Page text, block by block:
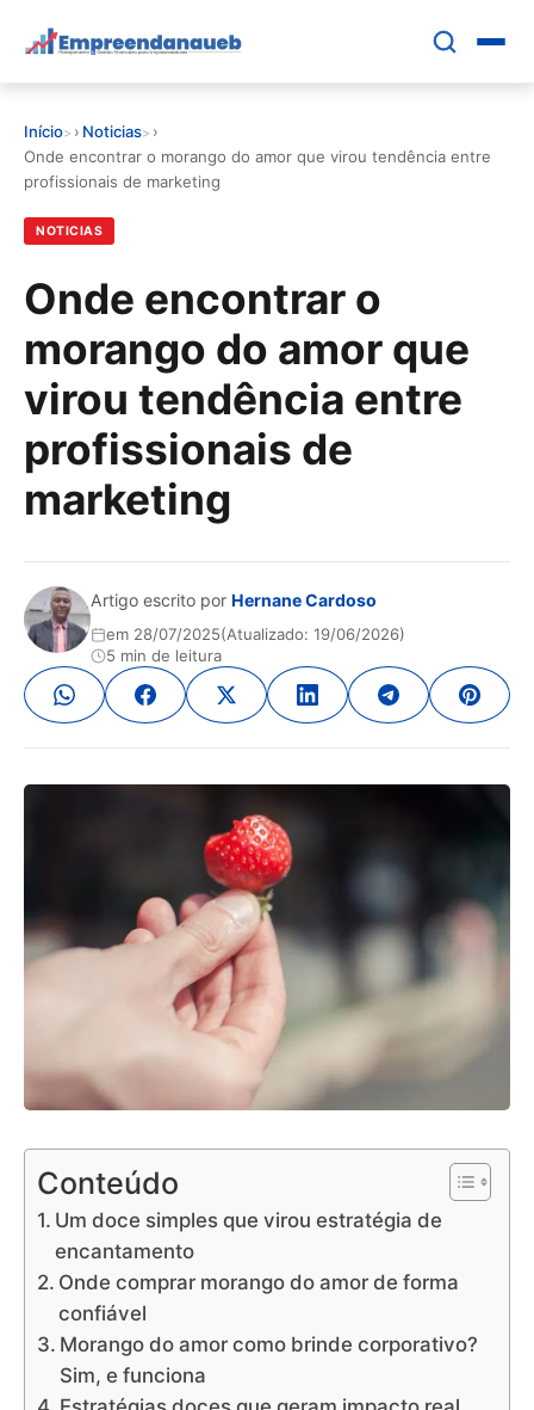
para
principal
EDUCAR E CRESCER
CONTROLE FINANCEIRO
FERRAMENTAS
Início › Noticias
›
Onde encontrar o morango do amor que virou tendência entre
profissionais de marketing
NOTICIAS
Onde encontrar o
morango do amor que
virou tendência entre
profissionais de
marketing
Artigo escrito por Hernane Cardoso
em 28/07/2025(Atualizado: 19/06/2026)
5 min de leitura
Conteúdo
Um doce simples que virou estratégia de
encantamento
Onde comprar morango do amor de forma
confiável
Morango do amor como brinde corporativo?
Sim, e funciona